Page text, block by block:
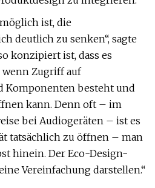
möglich ist, die
deutlich zu senken“, sagte
konzipiert ist, dass es
wenn Zugriff auf
Komponenten besteht und
kann. Denn oft – im
bei Audiogeräten – ist es
tatsächlich zu öffnen – man
hinein. Der Eco-Design-
Vereinfachung darstellen.“